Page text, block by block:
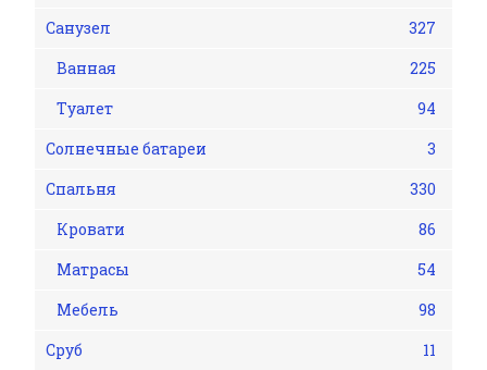
Санузел
327
Ванная
225
Туалет
94
Солнечные батареи
3
Спальня
330
Кровати
86
Матрасы
54
Мебель
98
Сруб
11